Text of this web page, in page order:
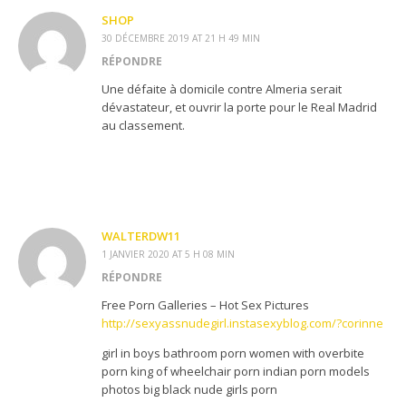
SHOP
30 DÉCEMBRE 2019 AT 21 H 49 MIN
RÉPONDRE
Une défaite à domicile contre Almeria serait
dévastateur, et ouvrir la porte pour le Real Madrid
au classement.
WALTERDW11
1 JANVIER 2020 AT 5 H 08 MIN
RÉPONDRE
Free Porn Galleries – Hot Sex Pictures
http://sexyassnudegirl.instasexyblog.com/?corinne
girl in boys bathroom porn women with overbite
porn king of wheelchair porn indian porn models
photos big black nude girls porn